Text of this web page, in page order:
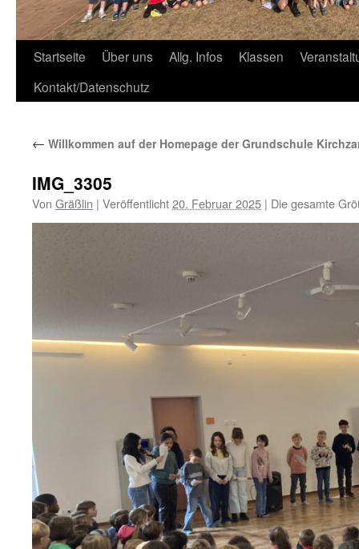
Zum
Inhalt
Startseite Über uns Allg. Infos Klassen
Kontakt/Datenschutz
← Willkommen auf der Homepage der Grundschule
IMG_3305
Von Gräßlin | Veröffentlicht20. Februar 2025 | Die gesamte